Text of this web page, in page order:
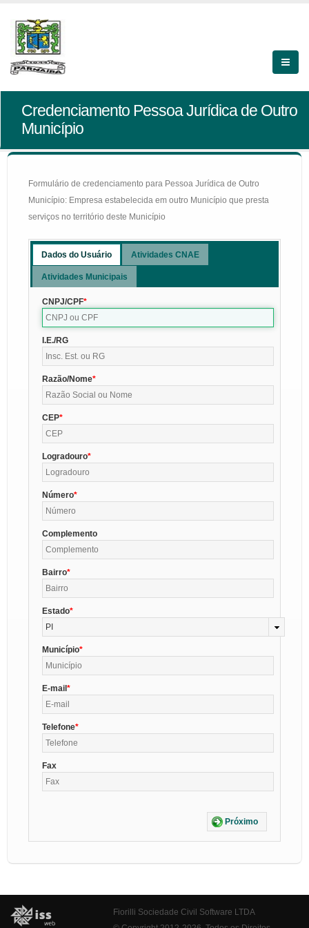
Credenciamento Pessoa Jurídica de Outro
Município
Formulário de credenciamento para Pessoa Jurídica de Outro
Município: Empresa estabelecida em outro Município que presta
serviços no território deste Município
Dados do Usuário Atividades CNAE
Atividades Municipais
CNPJ/CPF
I.E./RG
Razão/Nome
CEP
Logradouro
Número
Complemento
Bairro
Estado
PI
Município
E-mail
Telefone
Fax
Próximo
Fiorilli Sociedade Civil Software LTDA